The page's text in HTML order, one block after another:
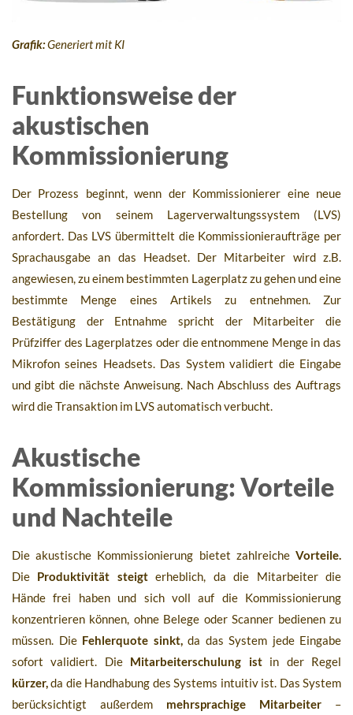
Grafik:Generiert mit KI
Funktionsweise der
akustischen
Kommissionierung
Der Prozess beginnt, wenn der Kommissionierer eine neue
Bestellung von seinem Lagerverwaltungssystem (LVS)
anfordert. Das LVS übermittelt die Kommissionieraufträge per
Sprachausgabe an das Headset. Der Mitarbeiter wird z.B.
angewiesen, zu einem bestimmten Lagerplatz zu gehen und eine
bestimmte Menge eines Artikels zu entnehmen. Zur
Bestätigung der Entnahme spricht der Mitarbeiter die
Prüfziffer des Lagerplatzes oder die entnommene Menge in das
Mikrofon seines Headsets. Das System validiert die Eingabe
und gibt die nächste Anweisung. Nach Abschluss des Auftrags
wird die Transaktion im LVS automatisch verbucht.
Akustische
Kommissionierung: Vorteile
und Nachteile
Die akustische Kommissionierung bietet zahlreiche Vorteile.
Die Produktivität steigterheblich, da die Mitarbeiter die
Hände frei haben und sich voll auf die Kommissionierung
konzentrieren können, ohne Belege oder Scanner bedienen zu
müssen. Die Fehlerquote sinkt,da das System jede Eingabe
sofort validiert. Die Mitarbeiterschulung istin der Regel
kürzer,da die Handhabung des Systems intuitiv ist. Das System
berücksichtigt außerdem mehrsprachige Mitarbeiter –